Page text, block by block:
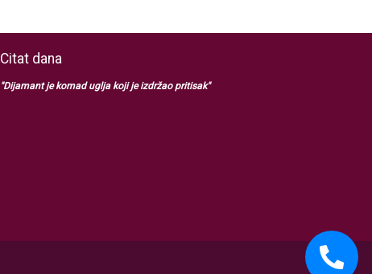
Citat dana
"Dijamant je komad uglja koji je izdržao pritisak"